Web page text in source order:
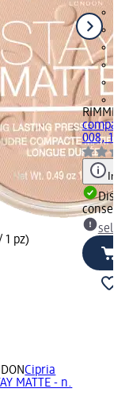
1 pz)
Cipria
MATTE - n.
RIMMEL
008, 14 g